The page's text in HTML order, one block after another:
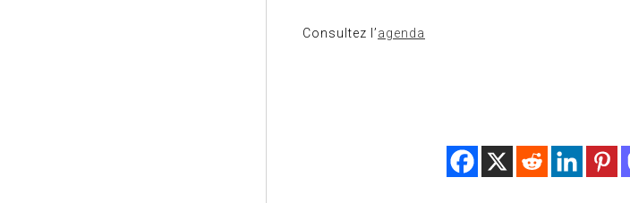
Consultez l’agenda